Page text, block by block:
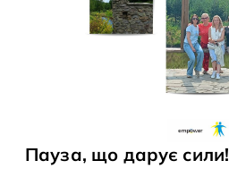
Пауза, що дарує сили!